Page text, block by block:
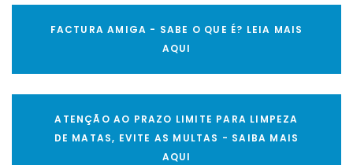
FACTURA AMIGA - SABE O QUE É? LEIA MAIS
AQUI
ATENÇÃO AO PRAZO LIMITE PARA LIMPEZA
DE MATAS, EVITE AS MULTAS - SAIBA MAIS
AQUI